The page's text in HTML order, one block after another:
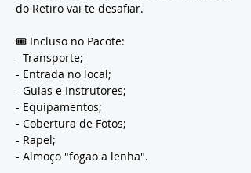
do Retiro vai te desafiar.
🎟️ Incluso no Pacote:
- Transporte;
- Entrada no local;
- Guias e Instrutores;
- Equipamentos;
- Cobertura de Fotos;
- Rapel;
- Almoço "fogão a lenha".